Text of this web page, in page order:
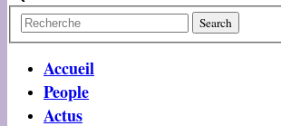
Accueil
People
Actus